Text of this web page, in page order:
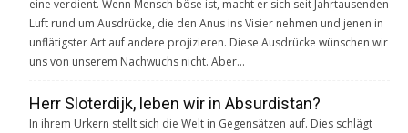
eine verdient. Wenn Mensch böse ist, macht er sich seit Jahrtausenden
Luft rund um Ausdrücke, die den Anus ins Visier nehmen und jenen in
unflätigster Art auf andere projizieren. Diese Ausdrücke wünschen wir
uns von unserem Nachwuchs nicht. Aber…
Herr Sloterdijk, leben wir in Absurdistan?
In ihrem Urkern stellt sich die Welt in Gegensätzen auf. Dies schlägt